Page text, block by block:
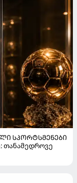
ᲡᲞᲝᲠᲢᲡᲛᲔᲜᲔᲑᲘ
თანამედროვე